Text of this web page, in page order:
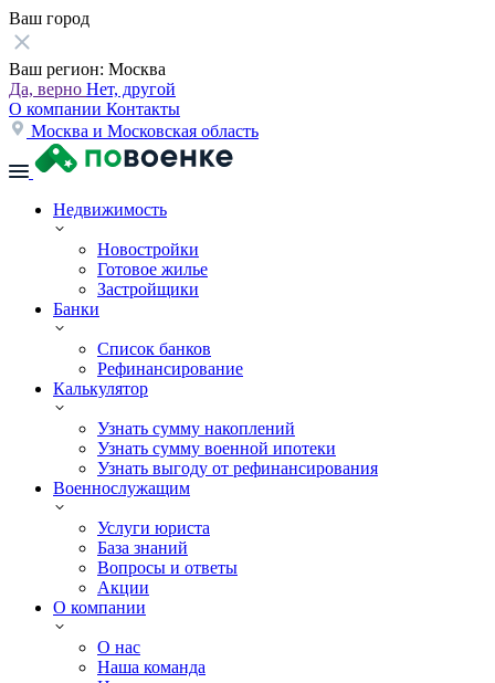
Ваш город
Ваш регион: Москва
Да, верно Нет, другой
О компании Контакты
Москва и Московская область
Недвижимость
Новостройки
Готовое жилье
Застройщики
Банки
Список банков
Рефинансирование
Калькулятор
Узнать сумму накоплений
Узнать сумму военной ипотеки
Узнать выгоду от рефинансирования
Военнослужащим
Услуги юриста
База знаний
Вопросы и ответы
Акции
О компании
О нас
Наша команда